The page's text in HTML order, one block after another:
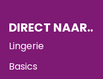
DIRECT NAAR..
Lingerie
Basics